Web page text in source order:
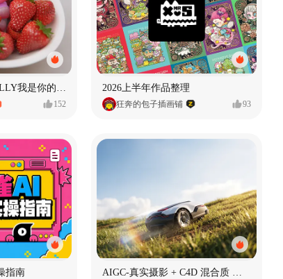
152
2026上半年作品整理
狂奔的包子插画铺 93
指南 AIGC-真实摄影 + C4D 混合质 能让 AI 产品图更好吗?